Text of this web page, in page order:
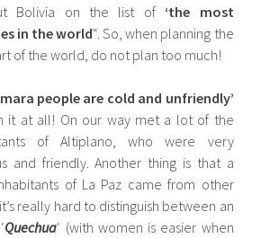
Bolivia on the list of ‘the most
in the world“. So, when planning the
of the world, do not plan too much!
people are cold and unfriendly’
it at all! On our way met a lot of the
of Altiplano, who were very
and friendly. Another thing is that a
of La Paz came from other
really hard to distinguish between an
Quechua‘ (with women is easier when